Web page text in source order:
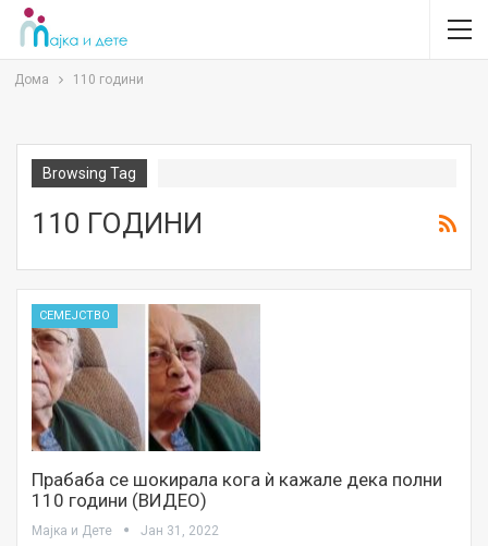
Дома 110 години
Browsing Tag
110 ГОДИНИ
СЕМЕЈСТВО
Прабаба се шокирала кога ѝ кажале дека полни
110 години (ВИДЕО)
Мајка и Дете Јан 31, 2022